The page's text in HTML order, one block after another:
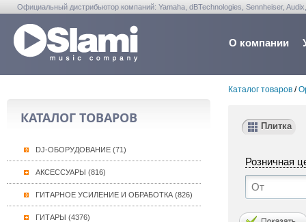
Официальный дистрибьютор компаний: Yamaha, dBTechnologies, Sennheiser,
О компании
КАТАЛОГ ТОВАРОВ
DJ-ОБОРУДОВАНИЕ (71)
АКСЕССУАРЫ (816)
ГИТАРНОЕ УСИЛЕНИЕ И ОБРАБОТКА (826)
ГИТАРЫ (4376)
Каталог товаров/
Плитка
Розничная